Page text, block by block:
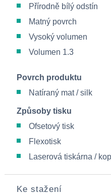
Přírodně bílý odstín
Matný povrch
Vysoký volumen
Volumen 1.3
Povrch produktu
Natíraný mat / silk
Způsoby tisku
Ofsetový tisk
Flexotisk
Laserová tiskárna /
Ke stažení